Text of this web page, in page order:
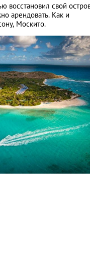
восстановил свой
арендовать. Как и
Москито.